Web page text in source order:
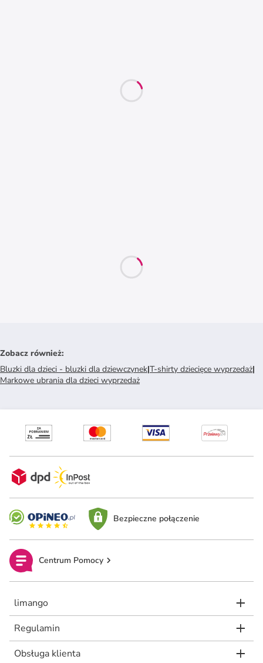
Zobacz również:
Bluzki dla dzieci - bluzki dla dziewczynek|T-shirty dziecięce wyprzedaż|
Markowe ubrania dla dzieci wyprzedaż
Bezpieczne połączenie
Centrum Pomocy
limango
Regulamin
Obsługa klienta